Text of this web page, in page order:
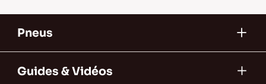
Pneus
Guides & Vidéos